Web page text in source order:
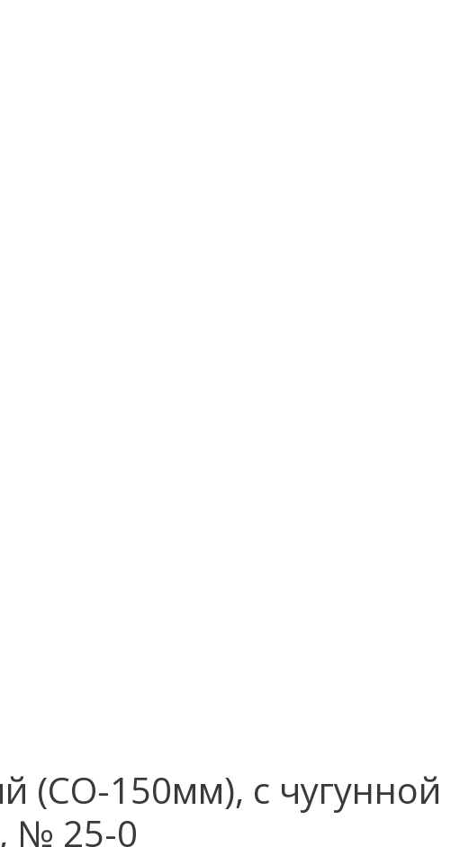
(СО-150мм), с чугунной
№ 25-0